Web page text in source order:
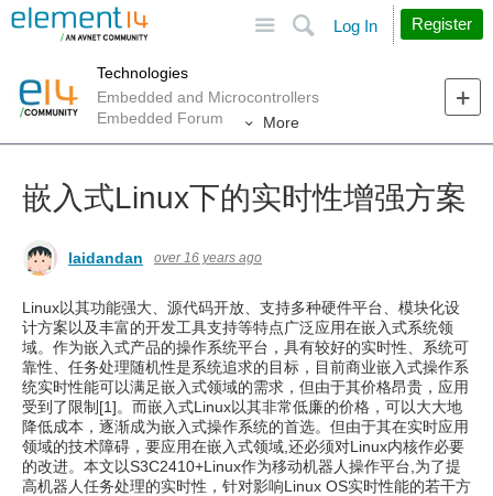
Search
Log In Register
Technologies
Embedded and Microcontrollers
Embedded Forum
More
嵌入式Linux下的实时性增强方案
laidandan over 16 years ago
Linux以其功能强大、源代码开放、支持多种硬件平台、模块化设
计方案以及丰富的开发工具支持等特点广泛应用在嵌入式系统领
域。作为嵌入式产品的操作系统平台，具有较好的实时性、系统可
靠性、任务处理随机性是系统追求的目标，目前商业嵌入式操作系
统实时性能可以满足嵌入式领域的需求，但由于其价格昂贵，应用
受到了限制[1]。而嵌入式Linux以其非常低廉的价格，可以大大地
降低成本，逐渐成为嵌入式操作系统的首选。但由于其在实时应用
领域的技术障碍，要应用在嵌入式领域,还必须对Linux内核作必要
的改进。本文以S3C2410+Linux作为移动机器人操作平台,为了提
高机器人任务处理的实时性，针对影响Linux OS实时性能的若干方